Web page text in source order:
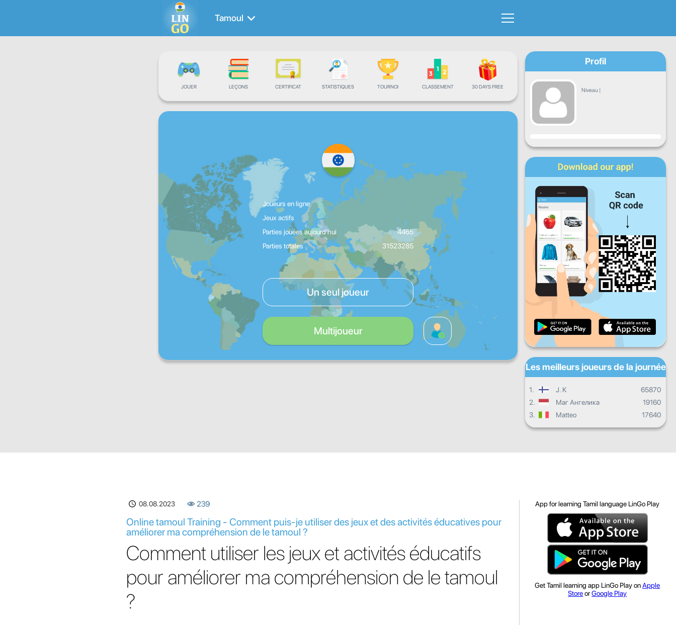
Tamoul
JOUER LEÇONS CERTIFICAT STATISTIQUES TOURNOI CLASSEMENT 30 DAYS FREE
Joueurs en ligne
Jeux actifs
Parties jouées aujourd'hui
4465
Parties totales
31523285
Un seul joueur
Multijoueur
Profil
Niveau |
Progrès
Lun Mer Jeu
Sam Dim
Progrès quotidien
Progrès mensuel
Progrès d'ensemble
Les meilleurs joueurs de la journée
1. J. K
65870
2.
Маг Ангелика
19160
3.
Matteo 17640
08.08.2023 239
Online tamoul Training - Comment puis-je utiliser des jeux et des activités éducatives pour
améliorer ma compréhension de le tamoul ?
Comment utiliser les jeux et activités éducatifs
pour améliorer ma compréhension de le tamoul
?
App for learning Tamil language LinGo Play
Get Tamil learning app LinGo Play onApple
StoreorGoogle Play